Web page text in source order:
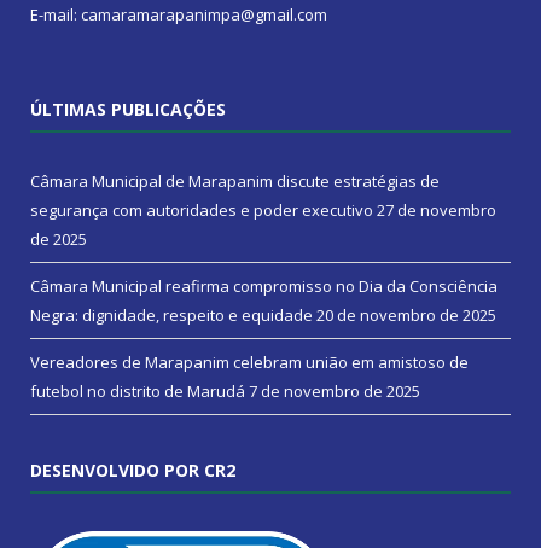
E-mail: camaramarapanimpa@gmail.com
ÚLTIMAS PUBLICAÇÕES
Câmara Municipal de Marapanim discute estratégias de
segurança com autoridades e poder executivo 27 de novembro
de 2025
Câmara Municipal reafirma compromisso no Dia da Consciência
Negra: dignidade, respeito e equidade 20 de novembro de 2025
Vereadores de Marapanim celebram união em amistoso de
futebol no distrito de Marudá 7 de novembro de 2025
DESENVOLVIDO POR CR2